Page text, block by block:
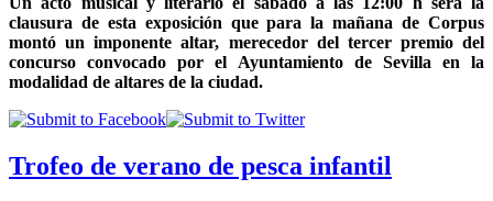
clausura de esta exposición que para la mañana de Corpus
montó un imponente altar, merecedor del tercerpremio del
concurso convocado por el Ayuntamiento de Sevilla en la
modalidad de altares de la ciudad.
Trofeo de verano de pesca infantil